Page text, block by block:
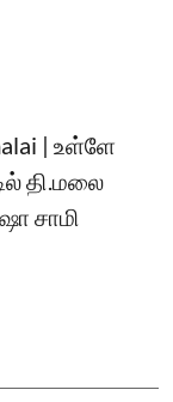
| உள்ளே
தி.மலை
சாமி